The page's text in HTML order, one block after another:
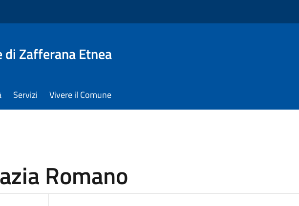
di Zafferana Etnea
Servizi Vivere il Comune
Romano